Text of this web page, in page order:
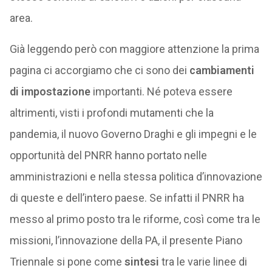
area.
Già leggendo però con maggiore attenzione la prima
pagina ci accorgiamo che ci sono dei cambiamenti
di impostazioneimportanti. Né poteva essere
altrimenti, visti i profondi mutamenti che la
pandemia, il nuovo Governo Draghi e gli impegni e le
opportunità del PNRR hanno portato nelle
amministrazioni e nella stessa politica d’innovazione
di queste e dell’intero paese. Se infatti il PNRR ha
messo al primo posto tra le riforme, così come tra le
missioni, l’innovazione della PA, il presente Piano
Triennale si pone come sintesi tra le varie linee di